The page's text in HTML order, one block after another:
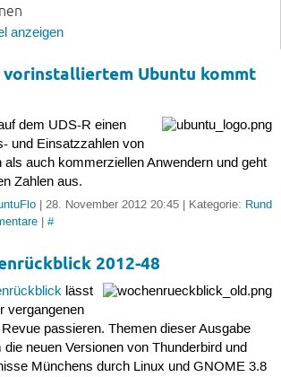
anzeigen
Ubuntu kommt
dem UDS-R einen
und Einsatzzahlen von
als auch kommerziellen Anwendern und geht
Zahlen aus.
| 28. November 2012 20:45 | Kategorie: Rund
| #
2012-48
lässt
vergangenen
passieren. Themen dieser Ausgabe
neuen Versionen von Thunderbird und
Münchens durch Linux und GNOME 3.8